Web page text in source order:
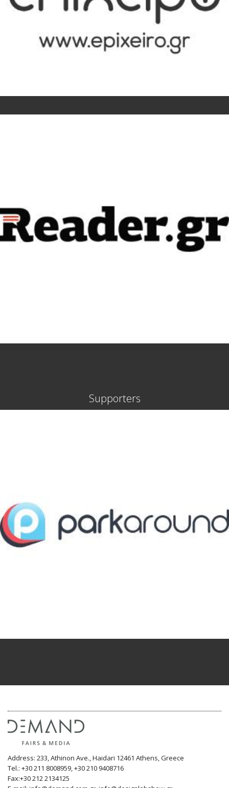
Supporters
Address: 233, Athinon Ave., Haidari 12461 Athens, Greece
Tel.: +30 211 8008959, +30 210 9408716
Fax:+30 212 2134125